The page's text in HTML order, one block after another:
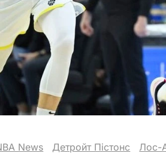
News Детройт Пістонс Лос-